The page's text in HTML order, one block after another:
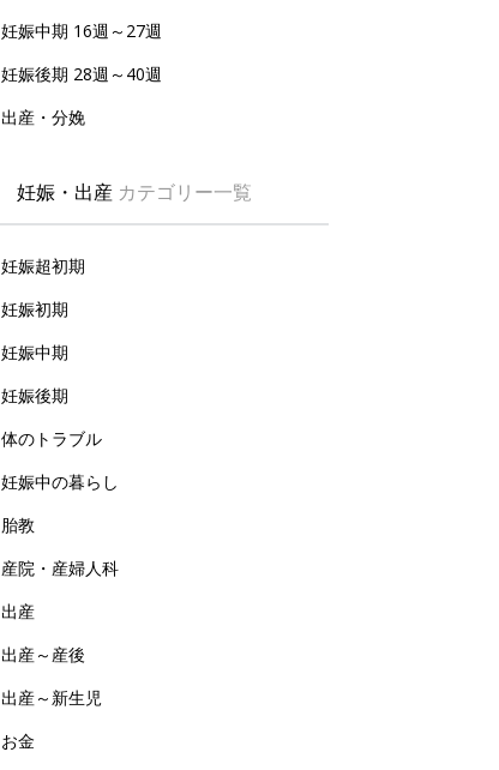
妊娠中期 16週～27週
妊娠後期 28週～40週
出産・分娩
妊娠・出産 カテゴリー一覧
妊娠超初期
妊娠初期
妊娠中期
妊娠後期
体のトラブル
妊娠中の暮らし
胎教
産院・産婦人科
出産
出産～産後
出産～新生児
お金